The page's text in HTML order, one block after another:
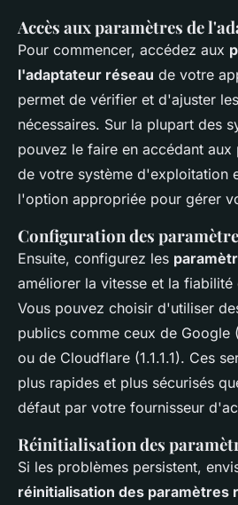
Accès aux paramètres de
Pour commencer, accédez aux
l'adaptateur réseau de votre
permet de vérifier et d'ajuster
nécessaires. Sur la plupart des
pouvez le faire en accédant aux
de votre système d'exploitation
l'option appropriée pour gérer
Configuration des
Ensuite, configurez les
améliorer la vitesse et la
Vous pouvez choisir d'utiliser
publics comme ceux de
ou de Cloudflare (1.1.1.1). Ces
plus rapides et plus sécurisés
défaut par votre fournisseur
Réinitialisation des
Si les problèmes persistent,
réinitialisation des paramètres